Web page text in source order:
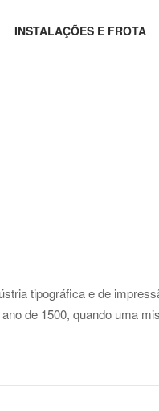
INSTALAÇÕES E FROTA
tipográfica e de
de 1500, quando uma